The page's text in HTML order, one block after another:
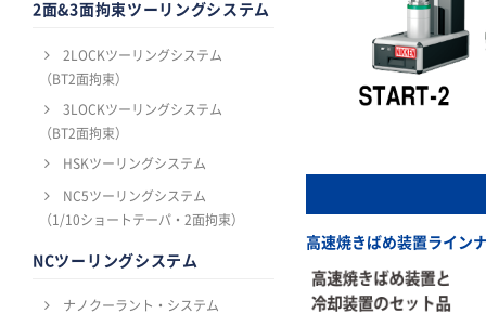
2面&3面拘束ツーリングシステム
2LOCKツーリングシステム
（BT2面拘束）
3LOCKツーリングシステム
（BT2面拘束）
HSKツーリングシステム
NC5ツーリングシステム
（1/10ショートテーパ・2面拘束）
NCツーリングシステム
ナノクーラント・システム
高速焼きばめ装置ライン